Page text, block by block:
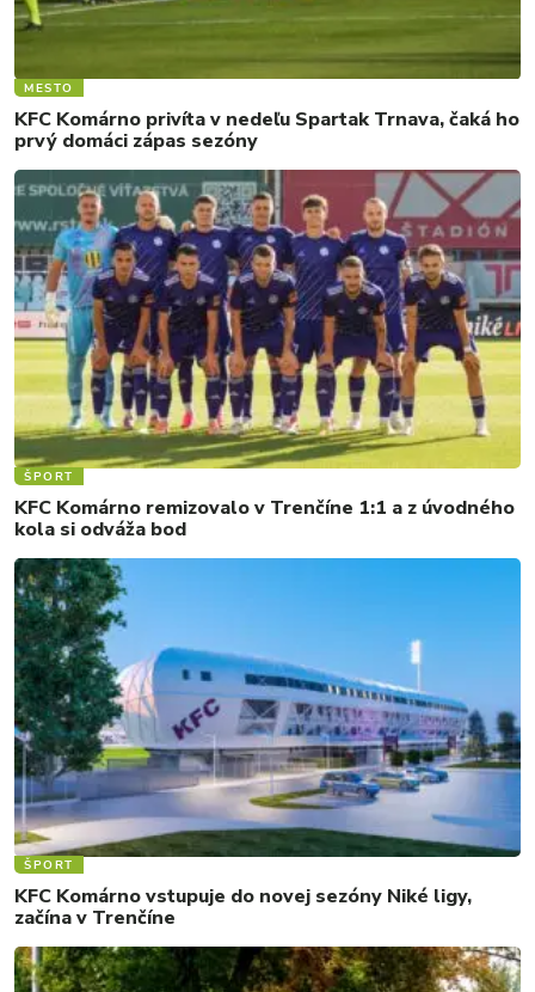
MESTO
KFC Komárno privíta v nedeľu Spartak Trnava, čaká ho
prvý domáci zápas sezóny
ŠPORT
KFC Komárno remizovalo v Trenčíne 1:1 a z úvodného
kola si odváža bod
ŠPORT
KFC Komárno vstupuje do novej sezóny Niké ligy,
začína v Trenčíne